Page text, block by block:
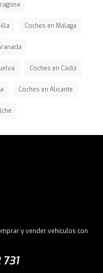
Coches en Málaga
Coches en Cádiz
Coches en Alicante
y vender vehículos con